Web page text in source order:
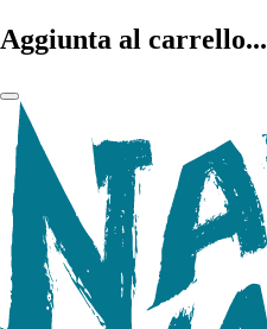
Aggiunta al carrello...